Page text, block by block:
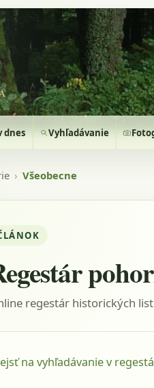
dnes Vyhľadávanie
› Všeobecne
regestár historických
na vyhľadávanie v